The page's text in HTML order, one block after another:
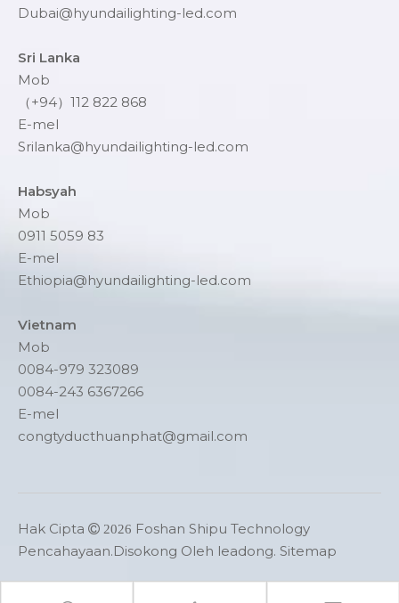
Dubai@hyundailighting-led.com
Sri Lanka
Mob
（+94）112 822 868
E-mel
Srilanka@hyundailighting-led.com
Habsyah
Mob
0911 5059 83
E-mel
Ethiopia@hyundailighting-led.com
Vietnam
Mob
0084-979 323089
0084-243 6367266
E-mel
congtyducthuanphat@gmail.com
Hak Cipta  2026 Foshan Shipu Technology
Pencahayaan.Disokong Oleh leadong. Sitemap